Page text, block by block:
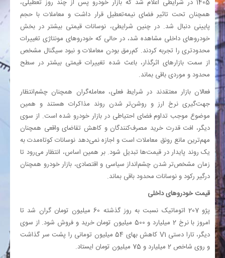
1405 در شرایطی اعلام شد که بازار خودرو پس از چند روز تعطیلی،
همچنان تحت تاثیر فضای نیمه‌تعطیل قرار داشت و معاملات با حجم
پایینی دنبال شد. در چنین شرایطی، نوسانات قیمتی بیشتر در بخش
خودروهای داخلی مشاهده شد، در حالی که خودروهای مونتاژی تغییرات
محدودتری را تجربه کردند. کم‌رمق بودن معاملات و نبود سیگنال مشخص
از سمت بازارهای اثرگذار، باعث شده تغییرات قیمتی بیشتر در سطح
محدود و موردی باقی بماند.
فعالان بازار معتقدند در شرایط فعلی، معامله‌گران همچنان چشم‌انتظار
جهت‌گیری نرخ ارز و روشن‌تر شدن روند مذاکرات هستند و همین
موضوع موجب تداوم فضای احتیاطی در بازار خودرو شده است. از سوی
دیگر، افت قدرت خرید مصرف‌کنندگان و کاهش تقاضای واقعی همچنان
مهم‌ترین مانع رونق معاملات است و اجازه نمی‌دهد نوسانات کوتاه‌مدت به
یک روند پایدار در قیمت‌ها تبدیل شود. بر همین اساس، انتظار می‌رود تا
زمان مشخص‌تر شدن چشم‌انداز سیاسی و اقتصادی، بازار خودرو همچنان
درگیر رکود و نوسانات محدود باقی بماند.
قیمت خودروهای داخلی
پژو 207 اتوماتیک نسبت به روز گذشته 60 میلیون تومان گران شد تا
امروز با نرخ 2 میلیارد و 500 میلیون تومان خرید و فروش شود. از سوی
دیگر، تارا دستی V1 کاهش بهای 54 میلیون تومانی را پشت سر گذاشت
و روی شاخص 2 میلیارد و 75 میلیون تومان ایستاد.